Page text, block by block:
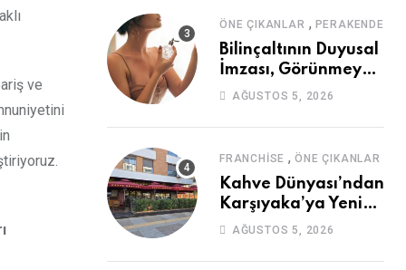
ve
ÖNE ÇIKANLAR , PERAKENDE
Bilinçaltının Duyusal
İmzası, Görünmeyen
Güç
AĞUSTOS 5, 2026
FRANCHISE ,ÖNE ÇIKANLAR
Kahve Dünyası’ndan
Karşıyaka’ya Yeni
Mağaza
AĞUSTOS 5, 2026